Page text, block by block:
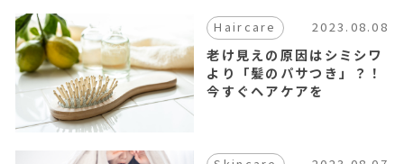
Haircare 2023.08.08
老け見えの原因はシミシワ
より「髪のパサつき」？！
今すぐヘアケアを